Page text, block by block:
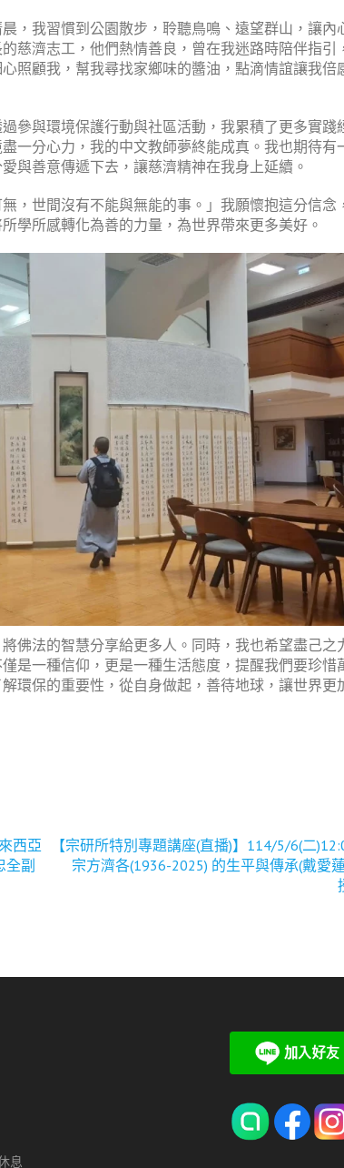
，我習慣到公園散步，聆聽鳥鳴、遠望群山，讓內
慈濟志工，他們熱情善良，曾在我迷路時陪伴指引
照顧我，幫我尋找家鄉味的醬油，點滴情誼讓我倍
參與環境保護行動與社區活動，我累積了更多實踐
一分心力，我的中文教師夢終能成真。我也期待有
與善意傳遞下去，讓慈濟精神在我身上延續。
，世間沒有不能與無能的事。」我願懷抱這分信念
學所感轉化為善的力量，為世界帶來更多美好。
佛法的智慧分享給更多人。同時，我也希望盡己之
是一種信仰，更是一種生活態度，提醒我們要珍惜
環保的重要性，從自身做起，善待地球，讓世界更
西亞
副
【宗研所特別專題講座(直播)】114/5/6(二
宗方濟各(1936-2025) 的生平與傳承(戴愛
息